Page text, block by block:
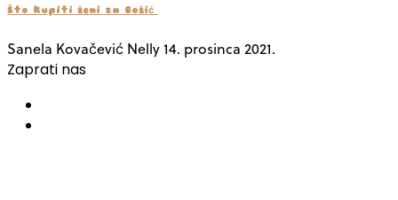
Što‌ ‌kupiti‌ ‌ženi‌ ‌za‌ ‌Božić‌ ‌
Sanela Kovačević Nelly14. prosinca 2021.
Zaprati nas